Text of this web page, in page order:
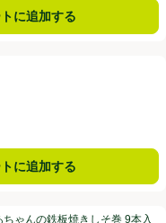
に追加する
に追加する
そ巻 9本入
ゃんの鉄板焼きしそ巻 9本入